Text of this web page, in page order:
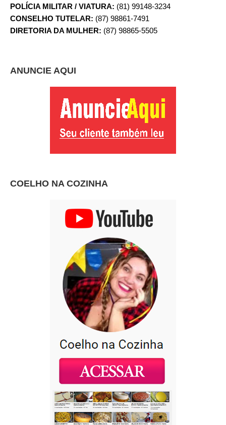
POLÍCIA MILITAR / VIATURA: (81) 99148-3234
CONSELHO TUTELAR: (87) 98861-7491
DIRETORIA DA MULHER: (87) 98865-5505
ANUNCIE AQUI
COELHO NA COZINHA